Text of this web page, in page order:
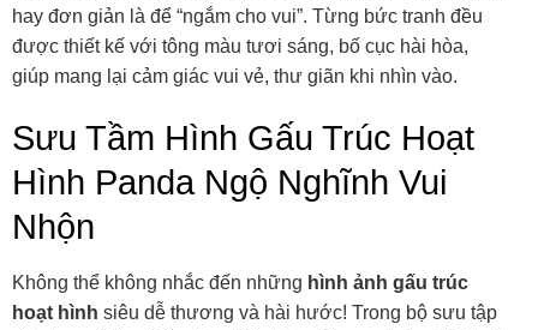
hay đơn giản là để “ngắm cho vui”. Từng bức tranh đều
được thiết kế với tông màu tươi sáng, bố cục hài hòa,
giúp mang lại cảm giác vui vẻ, thư giãn khi nhìn vào.
Sưu Tầm Hình Gấu Trúc Hoạt
Hình Panda Ngộ Nghĩnh Vui
Nhộn
Không thể không nhắc đến những hình ảnh gấu trúc
hoạt hình siêu dễ thương và hài hước! Trong bộ sưu tập